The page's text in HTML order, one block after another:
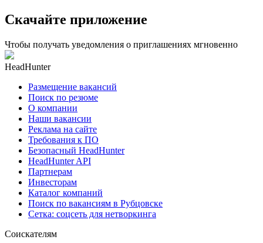
Скачайте приложение
Чтобы получать уведомления о приглашениях мгновенно
HeadHunter
Размещение вакансий
Поиск по резюме
О компании
Наши вакансии
Реклама на сайте
Требования к ПО
Безопасный HeadHunter
HeadHunter API
Партнерам
Инвесторам
Каталог компаний
Поиск по вакансиям в Рубцовске
Сетка: соцсеть для нетворкинга
Соискателям